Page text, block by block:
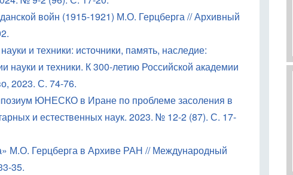
войн (1915-1921) М.О. Герцберга // Архивный
и техники: источники, память, наследие:
науки и техники. К 300-летию Российской академии
2023. С. 74-76.
ЮНЕСКО в Иране по проблеме засоления в
и естественных наук. 2023. № 12-2 (87). С. 17-
М.О. Герцберга в Архиве РАН // Международный
35.